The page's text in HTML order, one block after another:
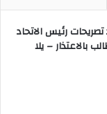
رئيس الاتحاد
بالاعتذار – يلا